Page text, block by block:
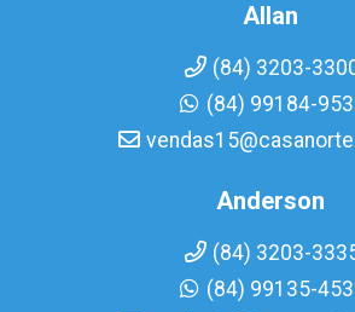
Allan
(84) 3203-
(84) 99184-
Anderson
(84) 3203-
(84) 99135-